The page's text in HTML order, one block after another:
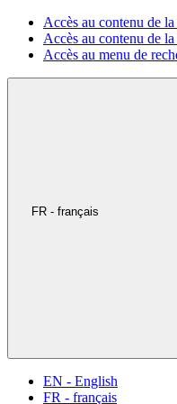
Accès au contenu de
Accès au contenu de
Accès au menu de
FR - français
EN - English
FR - français